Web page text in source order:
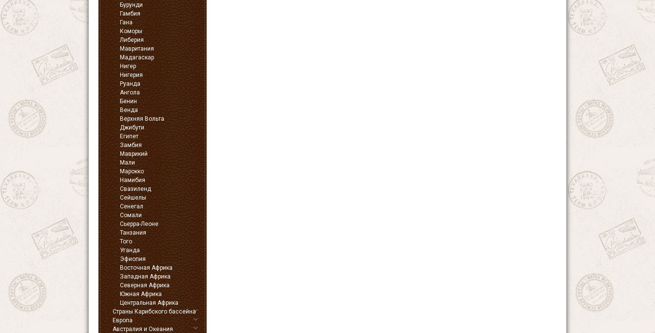
Бурунди
Гамбия
Гана
Коморы
Либерия
Мавритания
Мадагаскар
Нигер
Нигерия
Руанда
Ангола
Бенин
Венда
Верхняя Вольта
Джибути
Египет
Замбия
Маврикий
Мали
Марокко
Намибия
Свазиленд
Сейшелы
Сенегал
Сомали
Сьерра-Леоне
Танзания
Того
Уганда
Эфиопия
Восточная Африка
Западная Африка
Северная Африка
Южная Африка
Центральная Африка
Страны Карибского бассейна
Европа
Австралия и Океания